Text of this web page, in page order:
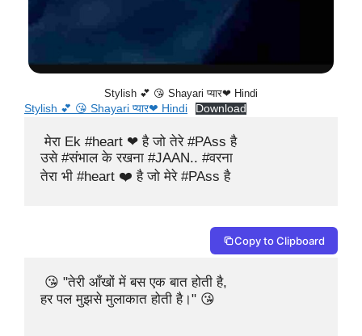
Stylish 💕 😘 Shayari प्यार❤ Hindi
Stylish 💕 😘 Shayari प्यार❤ Hindi
Download
मेरा Ek ‪#‎heart‬ ❤ ️‍है जो तेरे ‪#‎PAss‬ है
उसे ‪#‎संभाल‬ के रखना ‪#‎JAAN‬.. ‪#‎वरना‬
तेरा भी #heart ‍❤️‍ है जो मेरे #PAss है
Copy to Clipboard
😘 "तेरी आँखों में बस एक बात होती है,
हर पल मुझसे मुलाकात होती है।" 😘